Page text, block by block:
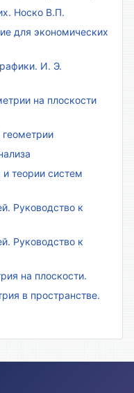
Носко В.П.
для экономических
И. Э.
на плоскости
теории систем
Руководство к
Руководство к
на плоскости.
в пространстве.